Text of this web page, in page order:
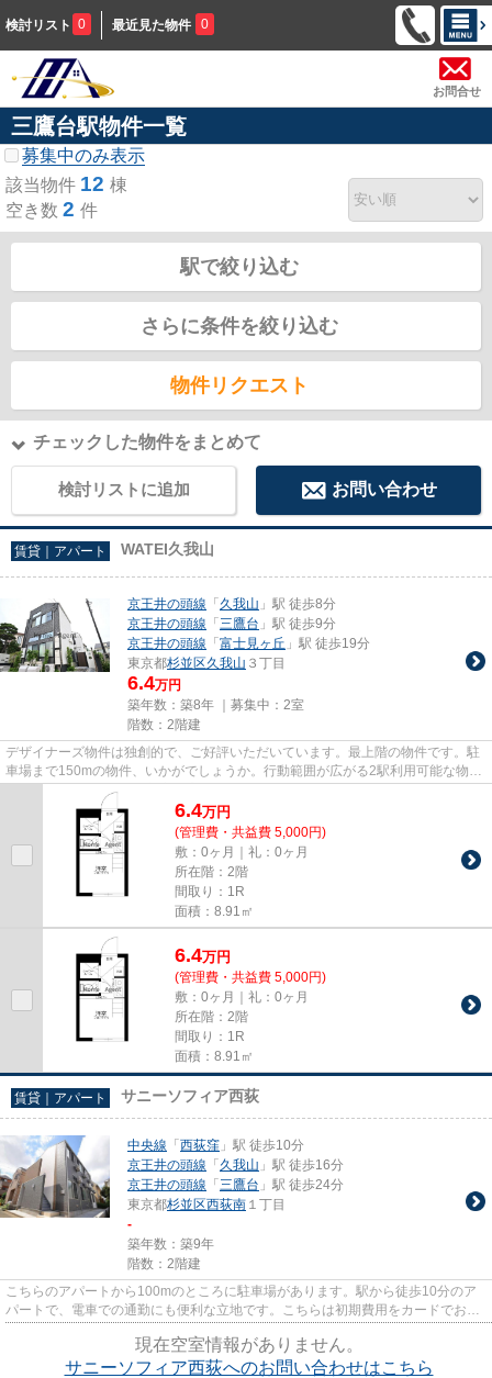
検討リスト 0 最近見た物件 0
お問合せ
三鷹台駅物件一覧
募集中のみ表示
該当物件 12 棟
空き数 2 件
駅で絞り込む
さらに条件を絞り込む
物件リクエスト
チェックした物件をまとめて
検討リストに追加 お問い合わせ
賃貸｜アパート WATEI久我山
京王井の頭線 「 久我山 」駅 徒歩8分
京王井の頭線 「 三鷹台 」駅 徒歩9分
京王井の頭線 「 富士見ヶ丘 」駅 徒歩19分
東京都杉並区久我山 ３丁目
6.4万円
築年数：築8年 ｜募集中： 2室
階数：2階建
デザイナーズ物件は独創的で、ご好評いただいています。最上階の物件です。駐
車場まで150mの物件、いかがでしょうか。行動範囲が広がる2駅利用可能な物件
です。私達Home Agent新宿本店...
6.4万円
(管理費・共益費 5,000円)
敷：0ヶ月｜礼：0ヶ月
所在階：2階
間取り：1R
面積：8.91㎡
6.4万円
(管理費・共益費 5,000円)
敷：0ヶ月｜礼：0ヶ月
所在階：2階
間取り：1R
面積：8.91㎡
賃貸｜アパート サニーソフィア西荻
中央線 「 西荻窪 」駅 徒歩10分
京王井の頭線 「 久我山 」駅 徒歩16分
京王井の頭線 「 三鷹台 」駅 徒歩24分
東京都杉並区西荻南 １丁目
-
築年数：築9年
階数：2階建
こちらのアパートから100mのところに駐車場があります。駅から徒歩10分のア
パートで、電車での通勤にも便利な立地です。こちらは初期費用をカードでお支
現在空室情報がありません。
サニーソフィア西荻へのお問い合わせはこちら